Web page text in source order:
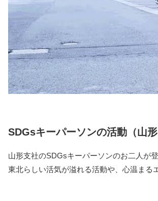
SDGsキーパーソンの活動（山形
山形支社のSDGsキーパーソンのお二人が登
東北らしい活気が溢れる活動や、心温まる